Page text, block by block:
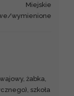
miejskie
wymienione
żabka,
szkoła